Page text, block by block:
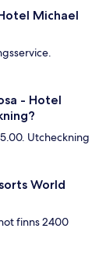
Michael
- Hotel
Utcheckning
World
finns 2400